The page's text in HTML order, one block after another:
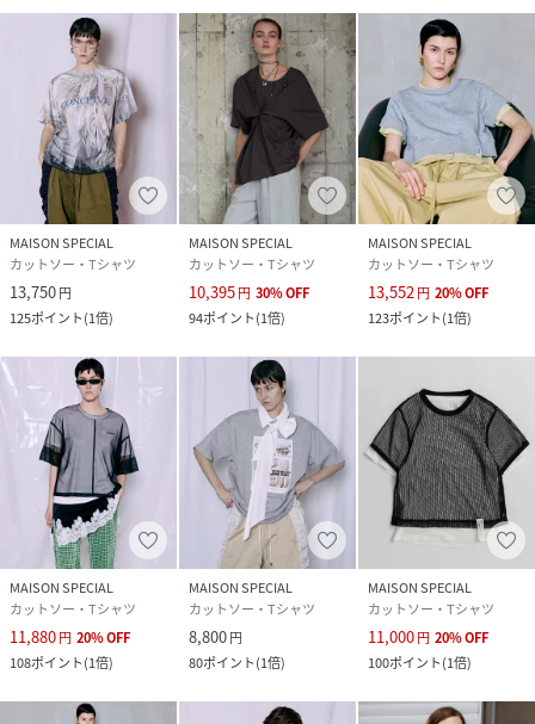
用いただくにつれ、ほつれがみられる可能性がございます。
そちらのデザインも含め、風合いをお楽しみください。ご了
承いただきご注文をお願いいたします。
性別タイプ レディース
素材
生地A：キュプラ53%、ポリウレタン47% 生地
B本体：ポリエステル94%、ポリウレタン6%
別布・フリンジ：ポリエステル100%
サイズ FREE
品番
RP9849_21261415208
21261415208-09-999 RP9849
MAISON SPECIAL
カットソー・Tシャツ
13,750円
125ポイント(1倍)
MAISON SPECIAL
カットソー・Tシャツ
10,395円 30%OFF
94ポイント(1倍)
MAISON SPECIAL
カットソー・Tシャツ
13,552円 20%OFF
123ポイント(1倍)
MAISON SPECIAL
カットソー・Tシャツ
11,880円 20%OFF
108ポイント(1倍)
MAISON SPECIAL
カットソー・Tシャツ
8,800円
80ポイント(1倍)
MAISON SPECIAL
カットソー・Tシャツ
11,000円 20%OFF
100ポイント(1倍)